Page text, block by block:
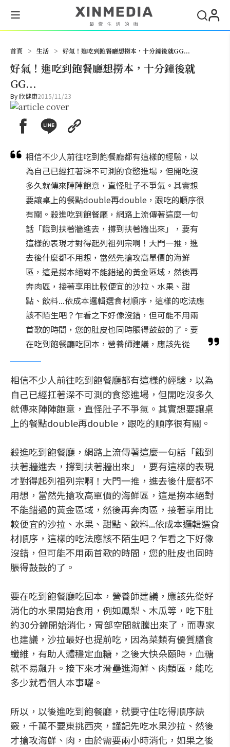
首頁 > 生活 > 好氣！進吃到飽餐廳想撈本，十分鐘後就GG...
好氣！進吃到飽餐廳想撈本，十分鐘後就
GG...
By欣健康2015/11/23
相信不少人前往吃到飽餐廳都有這樣的經驗，以
為自己已經扛著深不可測的食慾進場，但開吃沒
多久就傳來陣陣飽意，直怪肚子不爭氣。其實想
要讓桌上的餐點double再double，跟吃的順序很
有關。殺進吃到飽餐廳，網路上流傳著這麼一句
話「餓到扶著牆進去，撐到扶著牆出來」，要有
這樣的表現才對得起列祖列宗啊！大門一推，進
去後什麼都不用想，當然先搶攻高單價的海鮮
區，這是撈本絕對不能錯過的黃金區域，然後再
奔肉區，接著享用比較便宜的沙拉、水果、甜
點、飲料...依成本邏輯選食材順序，這樣的吃法應
該不陌生吧？乍看之下好像沒錯，但可能不用兩
首歌的時間，您的肚皮也同時脹得鼓鼓的了。要
在吃到飽餐廳吃回本，營養師建議，應該先從
相信不少人前往吃到飽餐廳都有這樣的經驗，以為
自己已經扛著深不可測的食慾進場，但開吃沒多久
就傳來陣陣飽意，直怪肚子不爭氣。其實想要讓桌
上的餐點double再double，跟吃的順序很有關。
殺進吃到飽餐廳，網路上流傳著這麼一句話「餓到
扶著牆進去，撐到扶著牆出來」，要有這樣的表現
才對得起列祖列宗啊！大門一推，進去後什麼都不
用想，當然先搶攻高單價的海鮮區，這是撈本絕對
不能錯過的黃金區域，然後再奔肉區，接著享用比
較便宜的沙拉、水果、甜點、飲料...依成本邏輯選食
材順序，這樣的吃法應該不陌生吧？乍看之下好像
沒錯，但可能不用兩首歌的時間，您的肚皮也同時
脹得鼓鼓的了。
要在吃到飽餐廳吃回本，營養師建議，應該先從好
消化的水果開始食用，例如鳳梨、木瓜等，吃下肚
約30分鐘開始消化，胃部空間就騰出來了，而專家
也建議，沙拉最好也提前吃，因為菜類有優質膳食
纖維，有助人體穩定血糖，之後大快朵頤時，血糖
就不易飆升。接下來才滑壘進海鮮、肉類區，能吃
多少就看個人本事囉。
所以，以後進吃到飽餐廳，就要守住吃得順序訣
竅，千萬不要東挑西夾，謹記先吃水果沙拉、然後
才搶攻海鮮、肉，由於需要兩小時消化，如果之後